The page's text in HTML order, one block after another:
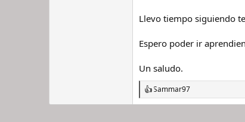
Llevo tiempo siguiendo
Espero poder ir
Un saludo.
R
e
Sammar97